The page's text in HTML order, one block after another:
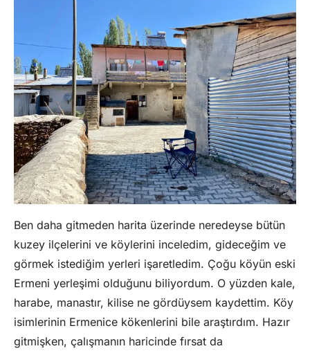
Ben daha gitmeden harita üzerinde neredeyse bütün
kuzey ilçelerini ve köylerini inceledim, gideceğim ve
görmek istediğim yerleri işaretledim. Çoğu köyün eski
Ermeni yerleşimi olduğunu biliyordum. O yüzden kale,
harabe, manastır, kilise ne gördüysem kaydettim. Köy
isimlerinin Ermenice kökenlerini bile araştırdım. Hazır
gitmişken, çalışmanın haricinde fırsat da